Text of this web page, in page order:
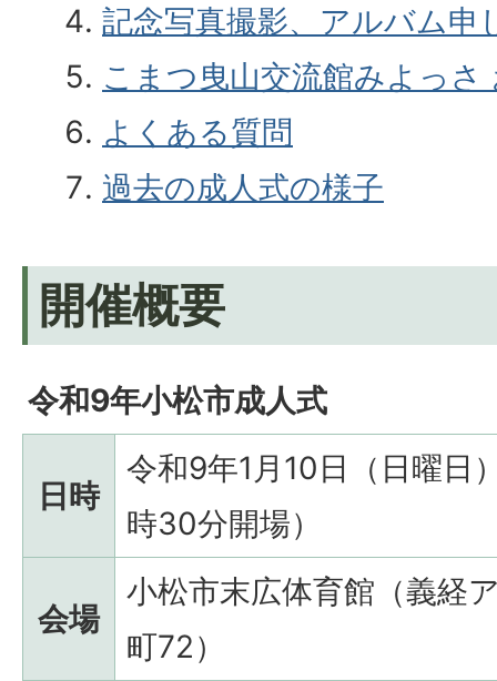
記念写真撮影、アルバム申
こまつ曳山交流館みよっさ
よくある質問
過去の成人式の様子
開催概要
令和9年小松市成人式
日時
令和9年1月10日（日曜日
時30分開場）
会場
小松市末広体育館（義経
町72）